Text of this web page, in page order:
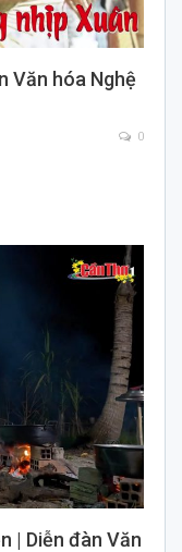
Văn hóa Nghệ
0
| Diễn đàn Văn